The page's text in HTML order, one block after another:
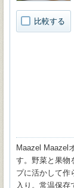
比較する
Maazel Maazel
す。野菜と果物
プに活かして作
入り。常温保存